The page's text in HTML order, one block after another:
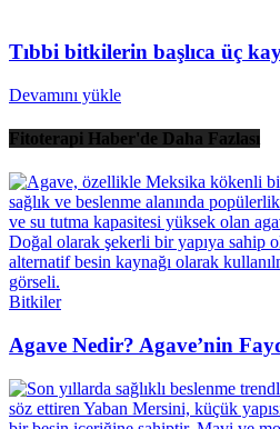
Tıbbi bitkilerin başlıca üç
Devamını yükle
Fitoterapi Haber'de Daha Fazlası
Bitkiler
Agave Nedir? Agave’nin